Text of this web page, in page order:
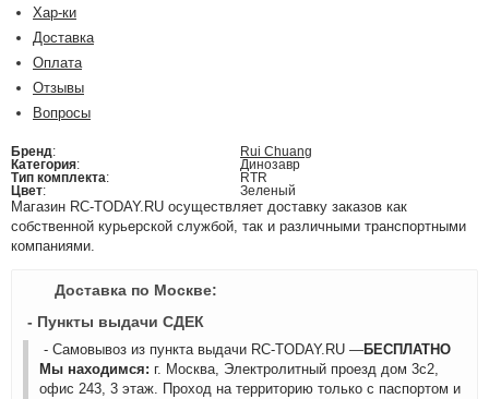
Хар-ки
Доставка
Оплата
Отзывы
Вопросы
Бренд:
Rui Chuang
Категория:
Динозавр
Тип комплекта:
RTR
Цвет: Зеленый
Магазин RC-TODAY.RU осуществляет доставку заказов как
собственной курьерской службой, так и различными транспортными
компаниями.
Доставка по Москве:
- Пункты выдачи СДЕК
- Самовывоз из пункта выдачи RC-TODAY.RU —БЕСПЛАТНО
Мы находимся: г. Москва, Электролитный проезд дом 3с2,
офис 243, 3 этаж. Проход на территорию только с паспортом и